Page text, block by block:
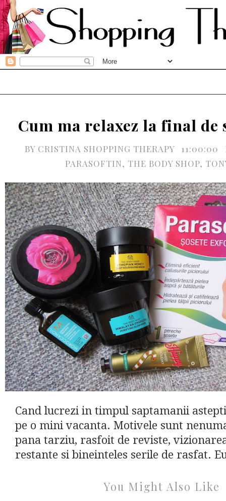
Cum ma relaxez la final de
BY CRISTINA SHOPPING THERAPY 11:00:00
PARASOFTIN, THE BODY SHOP,
Cand lucrezi in timpul saptamanii
pe o mini vacanta. Motivele sunt
pana tarziu, rasfoit de reviste,
restante si bineinteles serile de rasfat.
You Might Also Like